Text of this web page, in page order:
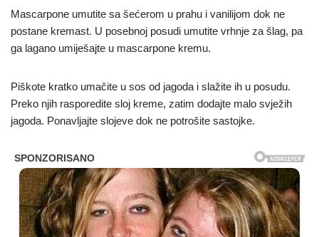
Mascarpone umutite sa šećerom u prahu i vanilijom dok ne
postane kremast. U posebnoj posudi umutite vrhnje za šlag, pa
ga lagano umiješajte u mascarpone kremu.
Piškote kratko umačite u sos od jagoda i slažite ih u posudu.
Preko njih rasporedite sloj kreme, zatim dodajte malo svježih
jagoda. Ponavljajte slojeve dok ne potrošite sastojke.